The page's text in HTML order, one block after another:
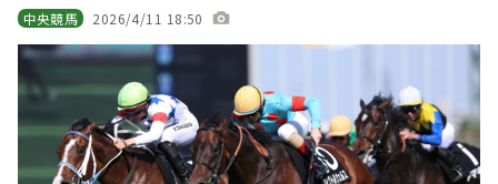
中央競馬 2026/4/11 18:50